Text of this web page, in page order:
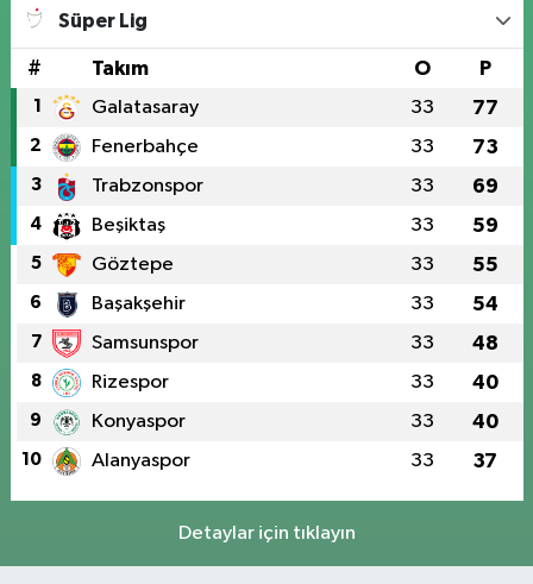
Süper Lig
# Takım O P
1 Galatasaray 33 77
2 Fenerbahçe 33 73
3 Trabzonspor 33 69
4 Beşiktaş 33 59
5 Göztepe 33 55
6 Başakşehir 33 54
7 Samsunspor 33 48
8 Rizespor 33 40
9 Konyaspor 33 40
10 Alanyaspor 33 37
Detaylar için tıklayın